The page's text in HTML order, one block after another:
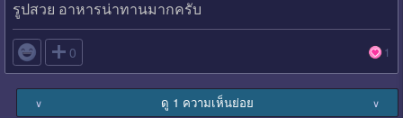
รูปสวย อาหารน่าทานมากครับ
 0 1
∨ ดู 1 ความเห็นย่อย ∨